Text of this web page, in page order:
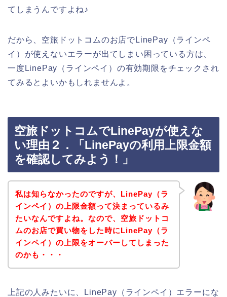
てしまうんですよね♪
だから、空旅ドットコムのお店でLinePay（ラインペ
イ）が使えないエラーが出てしまい困っている方は、
一度LinePay（ラインペイ）の有効期限をチェックされ
てみるとよいかもしれませんよ。
空旅ドットコムでLinePayが使えな
い理由２．「LinePayの利用上限金額
を確認してみよう！」
私は知らなかったのですが、LinePay（ラ
インペイ）の上限金額って決まっているみ
たいなんですよね。なので、空旅ドットコ
ムのお店で買い物をした時にLinePay（ラ
インペイ）の上限をオーバーしてしまった
のかも・・・
上記の人みたいに、LinePay（ラインペイ）エラーにな